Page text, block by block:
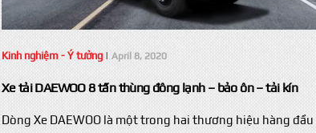
Kinh nghiệm - Ý tưởng| April 8, 2020
Xe tải DAEWOO 8 tấn thùng đông lạnh – bảo ôn – tải kín
Dòng Xe DAEWOO là một trong hai thương hiệu hàng đầu